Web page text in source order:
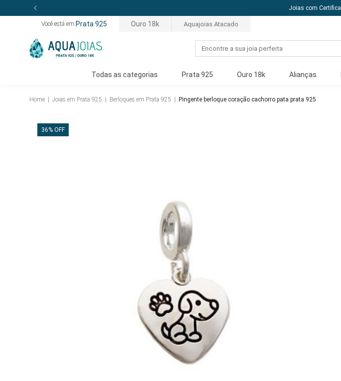
Você está em: Prata 925 Ouro 18k Aquajoias Atacado
Todas as categorias Prata 925 Ouro 18k Alianças
Home | Joias em Prata 925 | Berloques em Prata 925 | Pingente berloque coração cachorro pata prata 925
36% OFF